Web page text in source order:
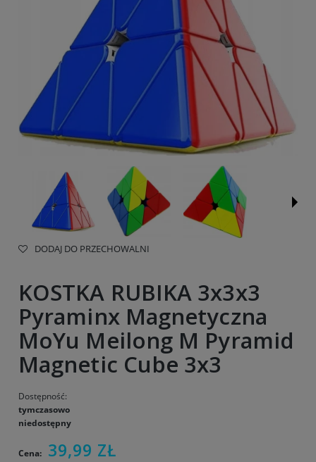
DODAJ DO PRZECHOWALNI
KOSTKA RUBIKA 3x3x3
Pyraminx Magnetyczna
MoYu Meilong M Pyramid
Magnetic Cube 3x3
Dostępność:
tymczasowo
niedostępny
Cena: 39,99 ZŁ